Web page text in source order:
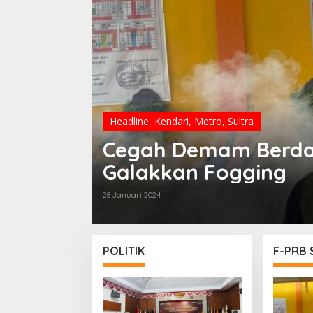
Headline, Kendari, Metro, Sultra
Cegah Demam
Galakkan Fogging
28 Januari 2024
POLITIK F-PRB